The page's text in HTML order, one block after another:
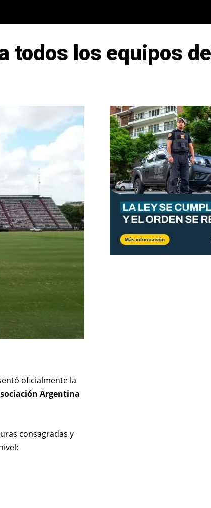
todos los equipos del
oficialmente la
Argentina
consagradas y